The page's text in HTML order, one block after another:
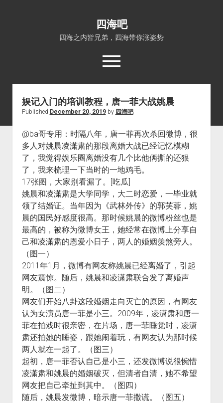
四海吧
四海之内皆兄弟，四海带你涨姿势
open
menu
首页
四海知识
menu
涨姿势
福利吧
技术控
热门事件
福利福利
电影推荐
火星情报局
音乐推荐
四海
关于四海吧
小猪AI
算娘区块链
娱记入门的培训教程，唐一菲大战姚晨
Published December 20, 2019by 四海吧
@ba哥专用：时隔八年，唐一菲再次杀回微博，很
多人对姚晨凌潇肃的那段离婚大战已经记忆模糊
了，我觉得娱乐圈离婚没有几个比他俩撕的还狠
了，我来梳理一下当时的一地鸡毛。
17张图，大家别看漏了。[吃瓜]
姚晨和凌潇肃是大学同学，大二时恋爱，一毕业就
领了结婚证。当年因为《武林外传》的郭芙蓉，姚
晨的国民好感度很高。那时候姚晨的微博粉丝也是
最高的，被称为微博女王，她经常在微博上分享自
己和凌潇肃的恩爱小日子，两人的婚姻羡煞旁人。
（图一）
2011年1月，微博有网友称姚晨已经离婚了，引起
网友震惊。随后，姚晨和凌潇肃联合发了离婚声
明。（图二）
网友们开始八卦这段婚姻走向灭亡的原因，有网友
认为女演员唐一菲是小三。2009年，凌潇肃和唐一
菲在拍戏时很亲密，在片场，唐一菲睡觉时，凌潇
肃还拍她的睡姿，跟她闹着玩，有网友认为那时候
两人就在一起了。（图三）
起初，唐一菲否认自己是小三，还发微博说很惋惜
凌潇肃和姚晨的婚姻破灭，但清者自清，她不希望
网友把自己牵扯到其中。（图四）
随后，姚晨发微博，暗示唐一菲撒谎。（图五）